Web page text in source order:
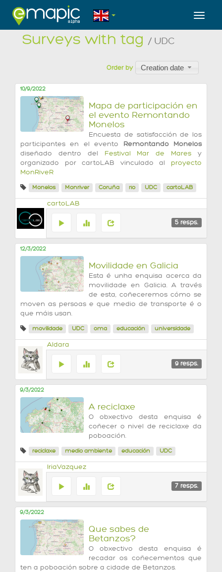
Surveys with tag / UDC
Order by Creation date
10/9/2022
Mapa de participación en
el evento Remontando
Monelos
Encuesta de satisfacción de los
participantes en el evento
Remontando Monelos
diseñado dentro del
Festival Mar de Mares y
organizado por cartoLAB vinculado al proyecto
MonRiveR
Monelos Monriver Coruña río UDC cartoLAB
cartoLAB
5 resps.
12/3/2022
Movilidade en Galicia
Esta é unha enquisa acerca da
movilidade en Galicia. A través
de esta, coñeceremos cómo se
moven as persoas e que medio de transporte é o
que máis usan.
movilidade UDC oma educación universidade
Aldara
9 resps.
9/3/2022
A reciclaxe
O obxectivo desta enquisa é
coñecer o nivel de reciclaxe da
poboación.
reciclaxe medio ambiente educación UDC
IriaVazquez
7 resps.
9/3/2022
Que sabes de
Betanzos?
O obxectivo desta enquisa é
recadar os coñecementos que
ten a poboación sobre a cidade de Betanzos.